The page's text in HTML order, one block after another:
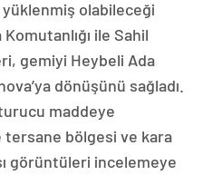
olabileceği
ile Sahil
gemiyi Heybeli Ada
dönüşünü sağladı.
maddeye
tersane bölgesi ve kara
görüntüleri incelemeye